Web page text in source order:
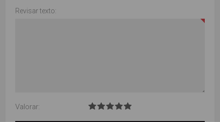
Revisar texto:
Valorar: